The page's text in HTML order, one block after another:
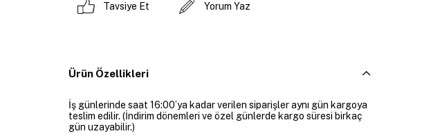
Tavsiye Et Yorum Yaz
Ürün Özellikleri
İş günlerinde saat 16:00’ya kadar verilen siparişler aynı gün kargoya
teslim edilir. (İndirim dönemleri ve özel günlerde kargo süresi birkaç
gün uzayabilir.)